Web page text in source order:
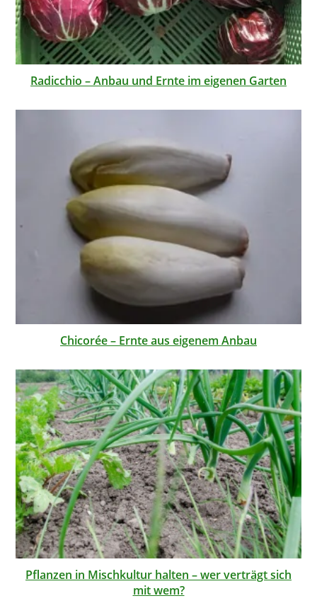
Radicchio – Anbau und Ernte im eigenen Garten
Chicorée – Ernte aus eigenem Anbau
Pflanzen in Mischkultur halten – wer verträgt sich
mit wem?